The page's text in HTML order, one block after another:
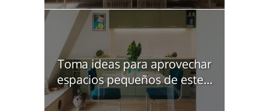
Toma ideas para aprovechar
espacios pequeños de este...